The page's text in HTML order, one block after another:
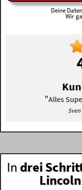
Deine
Wir
"Alles
In drei
Lincoln